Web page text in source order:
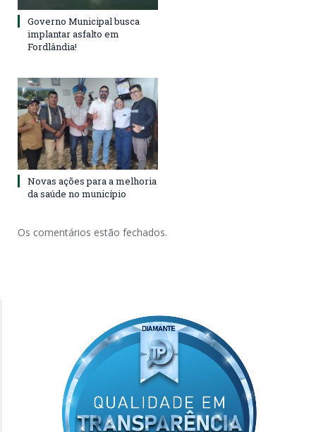
Governo Municipal busca
implantar asfalto em
Fordlândia!
Novas ações para a melhoria
da saúde no município
Os comentários estão fechados.